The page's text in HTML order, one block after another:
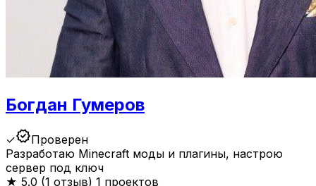
Богдан Гумеров
✓verifiedПроверен
Разработаю Minecraft моды и плагины, настрою
сервер под ключ
★ 5.0 (1 отзыв) 1 проектов